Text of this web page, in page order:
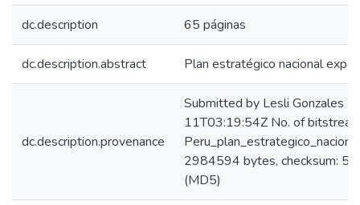
dc.description 65 páginas
dc.description.abstract Plan estratégico nacional
dc.description.provenance
Submitted by Lesli Gonzales
11T03:19:54Z No. of
2984594 bytes, checksum:
(MD5)